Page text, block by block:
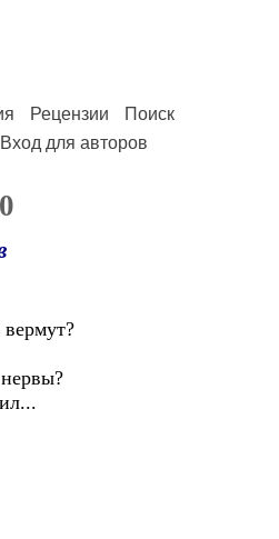
Рецензии
Поиск
Вход для авторов